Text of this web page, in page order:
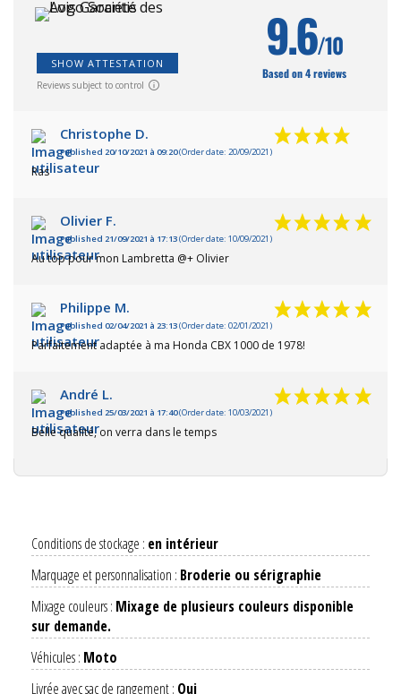
SHOW ATTESTATION
Reviews subject to control
9.6/10
Based on 4 reviews
Christophe D.
Published 20/10/2021 à 09:20(Order date: 20/09/2021)
Ras
Olivier F.
Published 21/09/2021 à 17:13(Order date: 10/09/2021)
Au top pour mon Lambretta @+ Olivier
Philippe M.
Published 02/04/2021 à 23:13(Order date: 02/01/2021)
Parfaitement adaptée à ma Honda CBX 1000 de 1978!
André L.
Published 25/03/2021 à 17:40(Order date: 10/03/2021)
Belle qualité, on verra dans le temps
Conditions de stockage : en intérieur
Marquage et personnalisation : Broderie ou sérigraphie
Mixage couleurs : Mixage de plusieurs couleurs disponible
sur demande.
Véhicules : Moto
Livrée avec sac de rangement : Oui